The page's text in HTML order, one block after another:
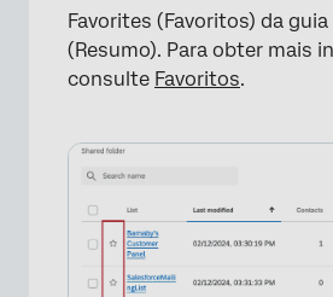
Favorites (Favoritos) da
(Resumo). Para obter mais
consulte Favoritos.